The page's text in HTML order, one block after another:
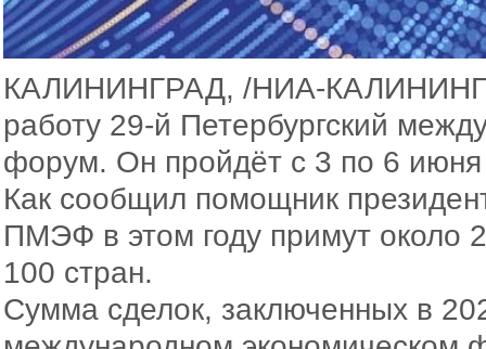
КАЛИНИНГРАД, /НИА-
работу 29-й Петербургский
форум. Он пройдёт с 3 по 6
Как сообщил помощник
ПМЭФ в этом году примут около
100 стран.
Сумма сделок, заключенных в